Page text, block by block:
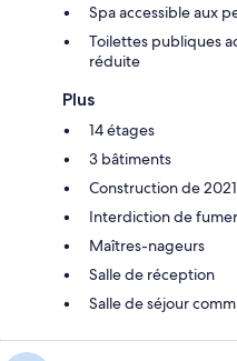
Spa accessible aux
Toilettes publiques
réduite
Plus
14 étages
3 bâtiments
Construction de 2021
Interdiction de fumer
Maîtres-nageurs
Salle de réception
Salle de séjour